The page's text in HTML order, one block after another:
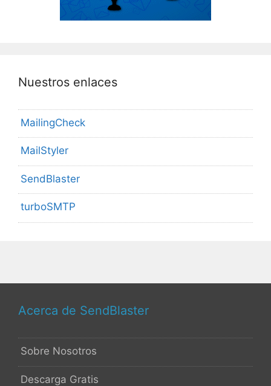
Nuestros enlaces
MailingCheck
MailStyler
SendBlaster
turboSMTP
Acerca de SendBlaster
Sobre Nosotros
Descarga Gratis